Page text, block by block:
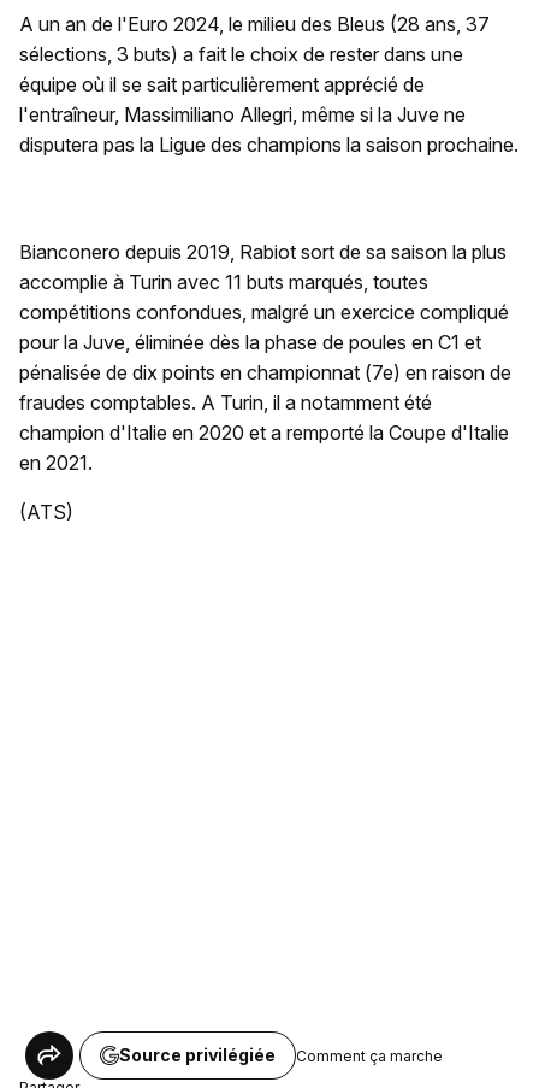
A un an de l'Euro 2024, le milieu des Bleus (28 ans, 37
sélections, 3 buts) a fait le choix de rester dans une
équipe où il se sait particulièrement apprécié de
l'entraîneur, Massimiliano Allegri, même si la Juve ne
disputera pas la Ligue des champions la saison prochaine.
Bianconero depuis 2019, Rabiot sort de sa saison la plus
accomplie à Turin avec 11 buts marqués, toutes
compétitions confondues, malgré un exercice compliqué
pour la Juve, éliminée dès la phase de poules en C1 et
pénalisée de dix points en championnat (7e) en raison de
fraudes comptables. A Turin, il a notamment été
champion d'Italie en 2020 et a remporté la Coupe d'Italie
en 2021.
(ATS)
Source privilégiée Comment ça marche